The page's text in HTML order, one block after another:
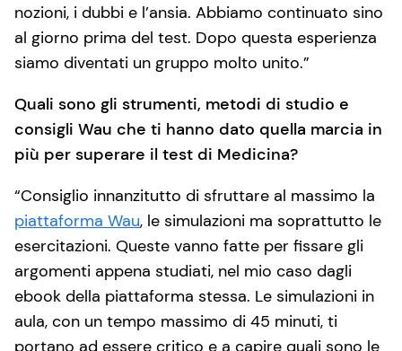
nozioni, i dubbi e l’ansia. Abbiamo continuato sino
al giorno prima del test. Dopo questa esperienza
siamo diventati un gruppo molto unito.”
Quali sono gli strumenti, metodi di studio e
consigli Wau che ti hanno dato quella marcia in
più per superare il test di Medicina?
“Consiglio innanzitutto di sfruttare al massimo la
piattaforma Wau, le simulazioni ma soprattutto le
esercitazioni. Queste vanno fatte per fissare gli
argomenti appena studiati, nel mio caso dagli
ebook della piattaforma stessa. Le simulazioni in
aula, con un tempo massimo di 45 minuti, ti
portano ad essere critico e a capire quali sono le